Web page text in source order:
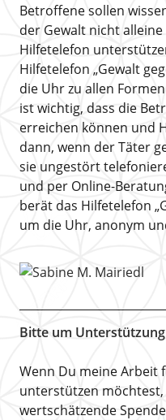
Betroffene sollen
der Gewalt nicht
Hilfetelefon
Hilfetelefon „Gewalt
die Uhr zu allen
ist wichtig, dass die
erreichen können und
dann, wenn der Täter
sie ungestört
und per Online-
berät das Hilfetelefon
um die Uhr, anonym
Bitte um
Wenn Du meine Arbeit
unterstützen
wertschätzende